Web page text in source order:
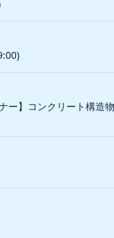
ー】コンクリート構造